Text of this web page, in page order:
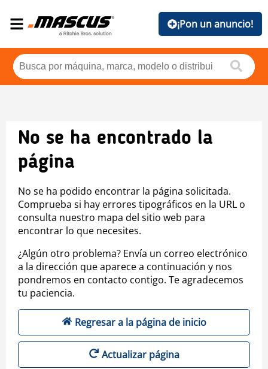
¡Pon un anuncio!
No se ha encontrado la
página
No se ha podido encontrar la página solicitada.
Comprueba si hay errores tipográficos en la URL o
consulta nuestro mapa del sitio web para
encontrar lo que necesites.
¿Algún otro problema? Envía un correo electrónico
a la dirección que aparece a continuación y nos
pondremos en contacto contigo. Te agradecemos
tu paciencia.
Regresar a la página de inicio
Actualizar página